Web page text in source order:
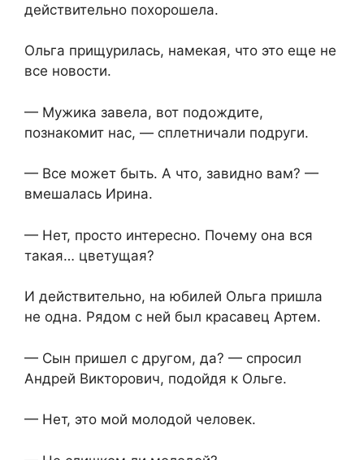
действительно похорошела.
Ольга прищурилась, намекая, что это еще не
все новости.
— Мужика завела, вот подождите,
познакомит нас, — сплетничали подруги.
— Все может быть. А что, завидно вам? —
вмешалась Ирина.
— Нет, просто интересно. Почему она вся
такая… цветущая?
И действительно, на юбилей Ольга пришла
не одна. Рядом с ней был красавец Артем.
— Сын пришел с другом, да? — спросил
Андрей Викторович, подойдя к Ольге.
— Нет, это мой молодой человек.